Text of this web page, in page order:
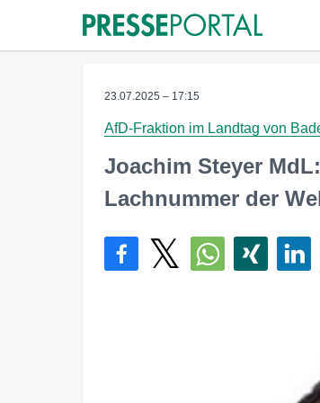
23.07.2025 – 17:15
AfD-Fraktion im Landtag von
Joachim Steyer
Lachnummer der